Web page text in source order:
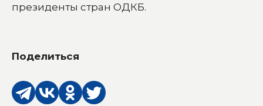
президенты стран ОДКБ.
Поделиться